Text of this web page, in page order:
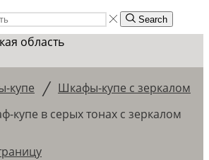
Search
область
купе / Шкафы-купе с зеркалом
купе в серых тонах с зеркалом